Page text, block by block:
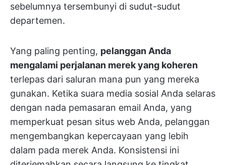
sebelumnya tersembunyi di sudut-sudut
departemen.
Yang paling penting, pelanggan Anda
mengalami perjalanan merek yang koheren
terlepas dari saluran mana pun yang mereka
gunakan. Ketika suara media sosial Anda selaras
dengan nada pemasaran email Anda, yang
memperkuat pesan situs web Anda, pelanggan
mengembangkan kepercayaan yang lebih
dalam pada merek Anda. Konsistensi ini